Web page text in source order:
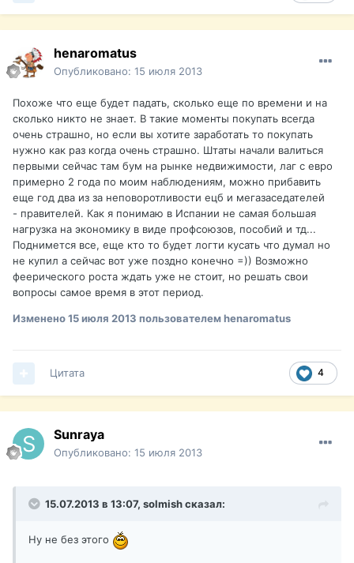
henaromatus
Опубликовано: 15 июля 2013
Похоже что еще будет падать, сколько еще по времени и на
сколько никто не знает. В такие моменты покупать всегда
очень страшно, но если вы хотите заработать то покупать
нужно как раз когда очень страшно. Штаты начали валиться
первыми сейчас там бум на рынке недвижимости, лаг с евро
примерно 2 года по моим наблюдениям, можно прибавить
еще год два из за неповоротливости ецб и мегазаседателей
- правителей. Как я понимаю в Испании не самая большая
нагрузка на экономику в виде профсоюзов, пособий и тд...
Поднимется все, еще кто то будет логти кусать что думал но
не купил а сейчас вот уже поздно конечно =)) Возможно
феерического роста ждать уже не стоит, но решать свои
вопросы самое время в этот период.
Изменено15 июля 2013 пользователем henaromatus
4
Цитата
Sunraya
Опубликовано: 15 июля 2013
15.07.2013 в 13:07, solmish сказал:
Ну не без этого